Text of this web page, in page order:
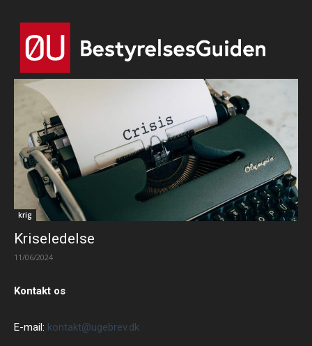
krig
Kriseledelse
11/06/2024
Kontakt os
E-mail: kontakt@ugebrev.dk